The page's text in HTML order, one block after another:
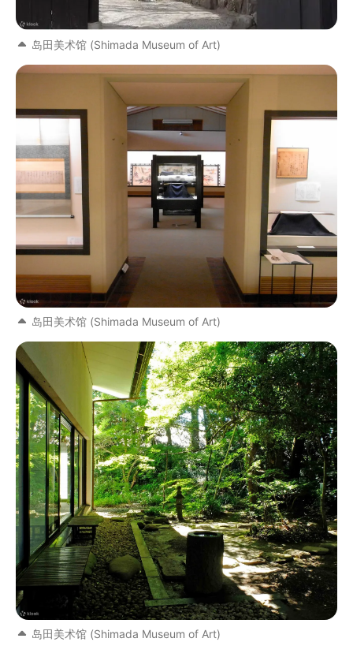
岛田美术馆 (Shimada Museum of Art)
岛田美术馆 (Shimada Museum of Art)
岛田美术馆 (Shimada Museum of Art)